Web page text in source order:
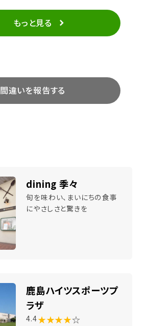
もっと見る
間違いを報告する
dining 季々
旬を味わい、まいにちの食事
にやさしさと驚きを
鹿島ハイツスポーツプ
ラザ
4.4★★★★☆